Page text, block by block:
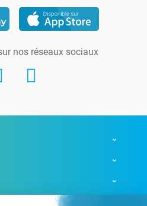
nos réseaux sociaux